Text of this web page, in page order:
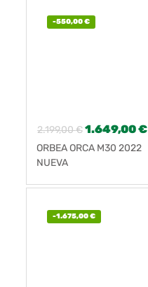
-550,00€
2.199,00€ 1.649,00€
ORBEA ORCA M30 2022
NUEVA
-1.675,00€